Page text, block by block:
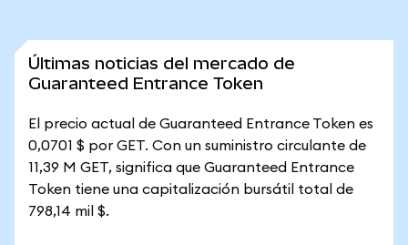
Últimas noticias del mercado de
Guaranteed Entrance Token
El precio actual de Guaranteed Entrance Token es
0,0701 $ por GET. Con un suministro circulante de
11,39 M GET, significa que Guaranteed Entrance
Token tiene una capitalización bursátil total de
798,14 mil $.